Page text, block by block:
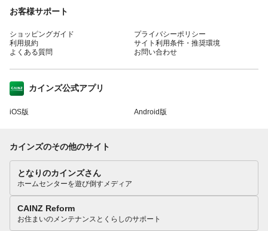
お客様サポート
ショッピングガイド
利用規約
よくある質問
プライバシーポリシー
サイト利用条件・推奨環境
お問い合わせ
カインズ公式アプリ
iOS版 Android版
カインズのその他のサイト
となりのカインズさん
ホームセンターを遊び倒すメディア
CAINZ Reform
お住まいのメンテナンスとくらしのサポート